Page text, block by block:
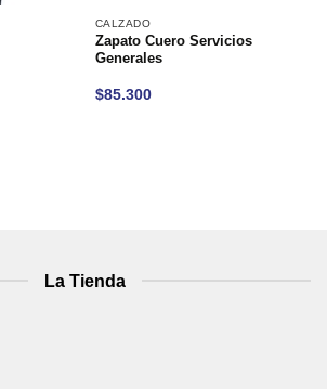
CALZADO
Zapato Cuero Servicios
Generales
$85.300
La Tienda